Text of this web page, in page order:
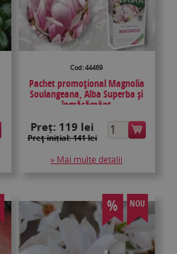
Cod: 44469
Pachet promoțional Magnolia
Soulangeana, Alba Superba și
îngrășământ
Preț: 119 lei
Preţ inițial: 141 lei
» Mai multe detalii
% NOU